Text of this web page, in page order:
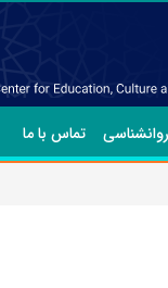
تماس با ما